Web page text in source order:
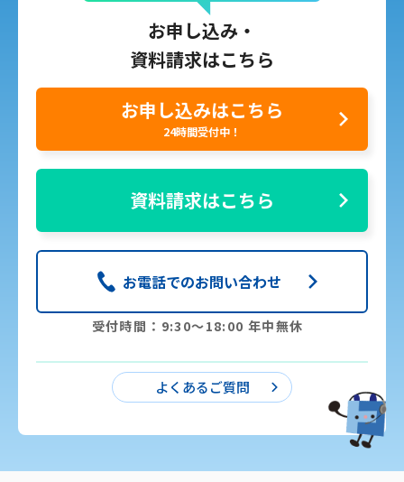
お申し込み・
資料請求はこちら
お申し込みはこちら
24時間受付中！
資料請求はこちら
お電話でのお問い合わせ
受付時間：9:30〜18:00 年中無休
よくあるご質問